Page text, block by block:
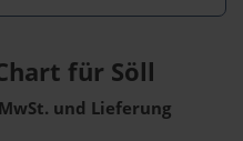
für Söll
und Lieferung